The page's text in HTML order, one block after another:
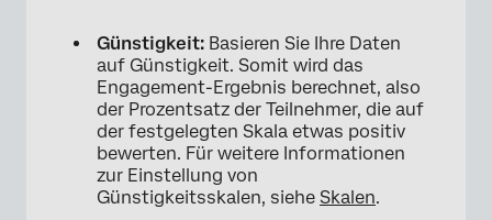
Günstigkeit: Basieren Sie Ihre Daten
auf Günstigkeit. Somit wird das
Engagement-Ergebnis berechnet, also
der Prozentsatz der Teilnehmer, die auf
der festgelegten Skala etwas positiv
bewerten. Für weitere Informationen
zur Einstellung von
Günstigkeitsskalen, siehe Skalen.